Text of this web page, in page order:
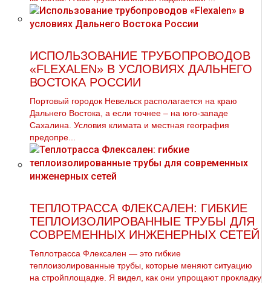
ИСПОЛЬЗОВАНИЕ ТРУБОПРОВОДОВ
«FLEXALEN» В УСЛОВИЯХ ДАЛЬНЕГО
ВОСТОКА РОССИИ
Портовый городок Невельск располагается на краю
Дальнего Востока, а если точнее – на юго-западе
Сахалина. Условия климата и местная география
предопре...
ТЕПЛОТРАССА ФЛЕКСАЛЕН: ГИБКИЕ
ТЕПЛОИЗОЛИРОВАННЫЕ ТРУБЫ ДЛЯ
СОВРЕМЕННЫХ ИНЖЕНЕРНЫХ СЕТЕЙ
Теплотрасса Флексален — это гибкие
теплоизолированные трубы, которые меняют ситуацию
на стройплощадке. Я видел, как они упрощают прокладку